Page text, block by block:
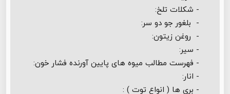
- شکلات تلخ:
- بلغور جو دو سر:
- روغن زیتون:
- سیر:
- فهرست مطالب میوه های پایین آورنده فشار خون:
- انار:
- بری ها ( انواع توت ) :